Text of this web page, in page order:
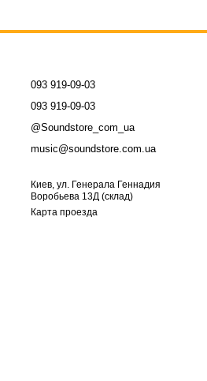
093 919-09-03
093 919-09-03
@Soundstore_com_ua
music@soundstore.com.ua
Киев, ул. Генерала Геннадия
Воробьева 13Д (склад)
Карта проезда